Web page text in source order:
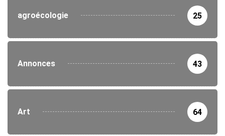
agroécologie 25
Annonces 43
Art 64